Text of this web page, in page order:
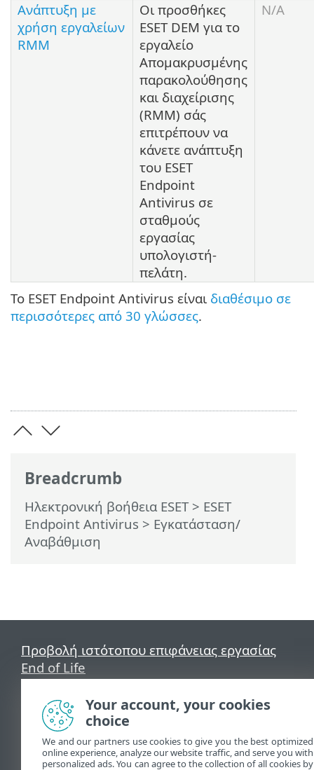
Breadcrumb
Ηλεκτρονική βοήθεια ESET> ESET
Endpoint Antivirus > Εγκατάσταση/
Αναβάθμιση
Ανάπτυξη με
χρήση εργαλείων
RMM
Οι προσθήκες
ESET DEM για το
εργαλείο
Απομακρυσμένης
παρακολούθησης
και διαχείρισης
(RMM) σάς
επιτρέπουν να
κάνετε ανάπτυξη
του ESET
Endpoint
Antivirus σε
σταθμούς
εργασίας
υπολογιστή-
πελάτη.
N/A
Το ESET Endpoint Antivirus είναι διαθέσιμο σε
περισσότερες από 30 γλώσσες.
Προβολή ιστότοπου επιφάνειας εργασίας
End of Life
Γνωσιακή βάση ESET
Ομάδα συζήτησης ESET
ESET Status Portal
Τοπική υποστήριξη
Your account, your cookies
choice
We and our partners use cookies to give you the best optimized
online experience, analyze our website traffic, and serve you with
personalized ads. You can agree to the collection of all cookies by